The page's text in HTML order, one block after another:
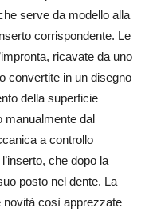
serve da modello alla
corrispondente. Le
ricavate da uno
convertite in un disegno
della superficie
manualmente dal
a controllo
che dopo la
posto nel dente. La
novità così apprezzate